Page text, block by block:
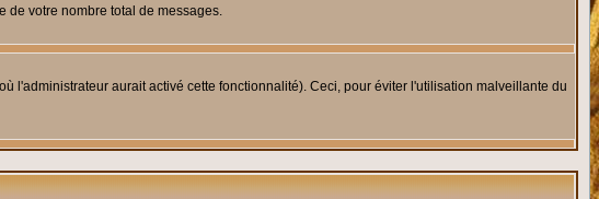
de votre nombre total de messages.
l'administrateur aurait activé cette fonctionnalité). Ceci, pour éviter l'utilisation malveillante du